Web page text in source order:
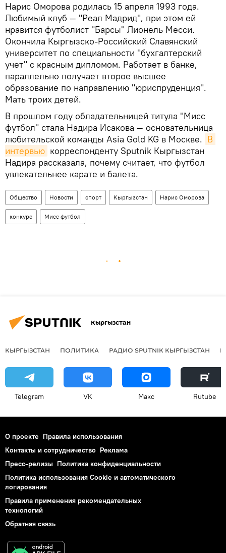
Нарис Оморова родилась 15 апреля 1993 года.
Любимый клуб — "Реал Мадрид", при этом ей
нравится футболист "Барсы" Лионель Месси.
Окончила Кыргызско-Российский Славянский
университет по специальности "бухгалтерский
учет" с красным дипломом. Работает в банке,
параллельно получает второе высшее
образование по направлению "юриспруденция".
Мать троих детей.
В прошлом году обладательницей титула "Мисс
футбол" стала Надира Исакова — основательница
любительской команды Asia Gold KG в Москве. В
интервью корреспонденту Sputnik Кыргызстан
Надира рассказала, почему считает, что футбол
увлекательнее карате и балета.
Общество Новости спорт Кыргызстан Нарис Оморова
конкурс Мисс футбол
Кыргызстан
КЫРГЫЗСТАН ПОЛИТИКА РАДИО SPUTNIK КЫРГЫЗСТАН
Telegram VK Макс Rutube
О проекте Правила использования
Контакты и сотрудничество Реклама
Пресс-релизы Политика конфиденциальности
Политика использования Cookie и автоматического
логирования
Правила применения рекомендательных
технологий
Обратная связь